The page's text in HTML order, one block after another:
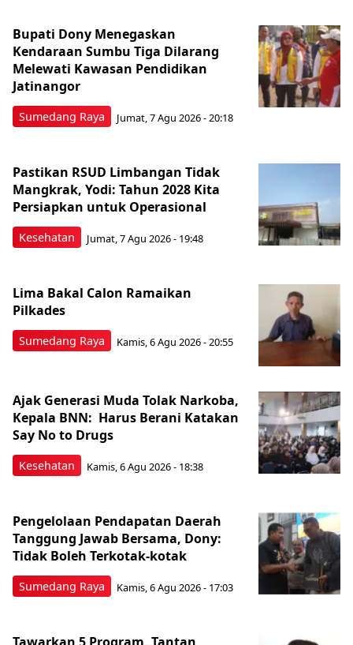
Sumedang Raya
Bupati Dony Menegaskan
Kendaraan Sumbu Tiga Dilarang
Melewati Kawasan Pendidikan
Jatinangor
Jumat, 7 Agu 2026 - 20:18
Kesehatan
Pastikan RSUD Limbangan Tidak
Mangkrak, Yodi: Tahun 2028 Kita
Persiapkan untuk Operasional
Jumat, 7 Agu 2026 - 19:48
Sumedang Raya
Lima Bakal Calon Ramaikan
Pilkades
Kamis, 6 Agu 2026 - 20:55
Kesehatan
Ajak Generasi Muda Tolak Narkoba,
Kepala BNN: Harus Berani Katakan
Say No to Drugs
Kamis, 6 Agu 2026 - 18:38
Sumedang Raya
Pengelolaan Pendapatan Daerah
Tanggung Jawab Bersama, Dony:
Tidak Boleh Terkotak-kotak
Kamis, 6 Agu 2026 - 17:03